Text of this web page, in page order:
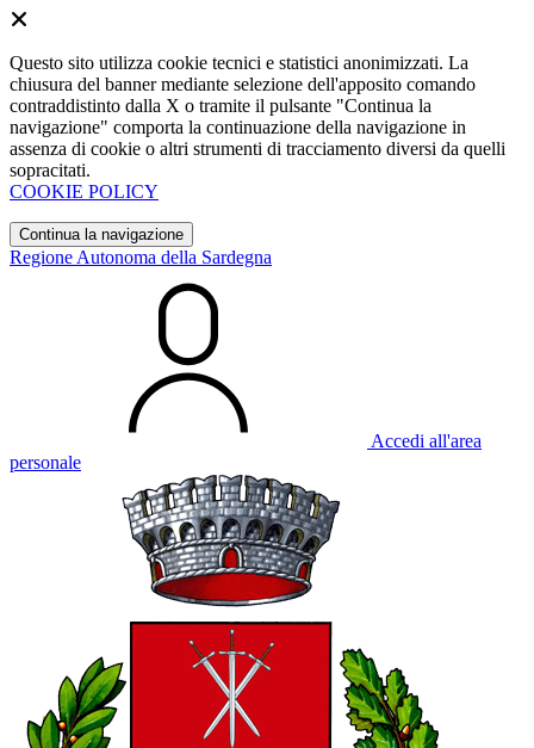
Questo sito utilizza cookie tecnici e statistici anonimizzati. La
chiusura del banner mediante selezione dell'apposito comando
contraddistinto dalla X o tramite il pulsante "Continua la
navigazione" comporta la continuazione della navigazione in
assenza di cookie o altri strumenti di tracciamento diversi da quelli
sopracitati.
COOKIE POLICY
Continua la navigazione
Regione Autonoma della Sardegna
Accedi all'area
personale